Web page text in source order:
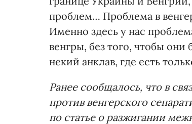
проблем… Проблема в
Именно здесь у нас
венгры, без того, чтобы
некий анклав, где есть
Ранее сообщалось, что в
против венгерского
по статье о разжигании